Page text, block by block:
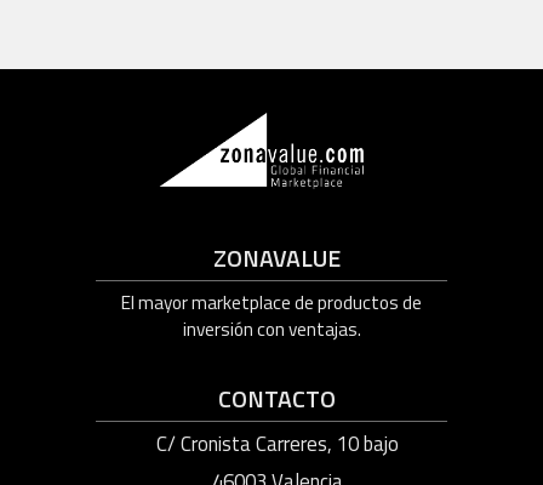
ZONAVALUE
El mayor marketplace de productos de
inversión con ventajas.
CONTACTO
C/ Cronista Carreres, 10 bajo